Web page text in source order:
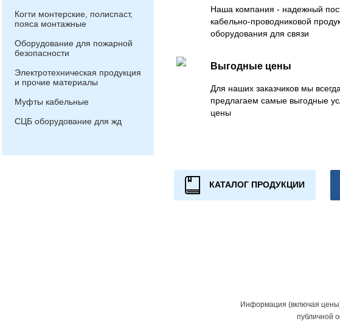
Когти монтерские, полиспаст,
пояса монтажные
Оборудование для пожарной
безопасности
Электротехническая продукция
и прочие материалы
Муфты кабельные
СЦБ оборудование для жд
Наша компания - надежный
кабельно-проводниковой
оборудования для связи
Выгодные цены
Для наших заказчиков мы всегда
предлагаем самые выгодные
цены
КАТАЛОГ ПРОДУКЦИИ
Информация (включая
публичной